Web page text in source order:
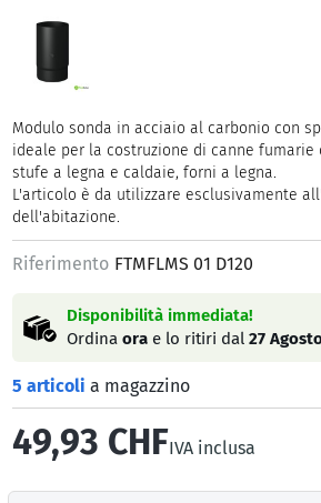
Modulo sonda in acciaio al carbonio con
ideale per la costruzione di canne fumarie
stufe a legna e caldaie, forni a legna.
L'articolo è da utilizzare esclusivamente
dell'abitazione.
Riferimento FTMFLMS 01 D120
Disponibilità immediata!
Ordinaora e lo ritiri dal27
5 articolia magazzino
49,93 CHFIVA inclusa